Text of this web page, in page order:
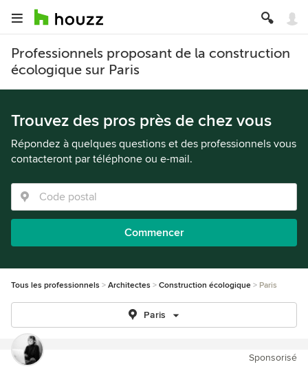
Professionnels proposant de la construction
écologique sur Paris
Trouvez des pros près de chez vous
Répondez à quelques questions et des professionnels vous
contacteront par téléphone ou e-mail.
Commencer
Tous les professionnels Architectes Construction écologique Paris
Paris
Sponsorisé